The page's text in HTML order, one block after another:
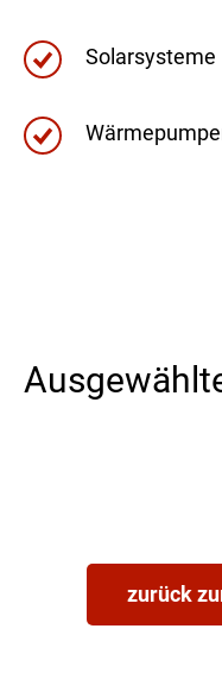
Solarsysteme
zurück